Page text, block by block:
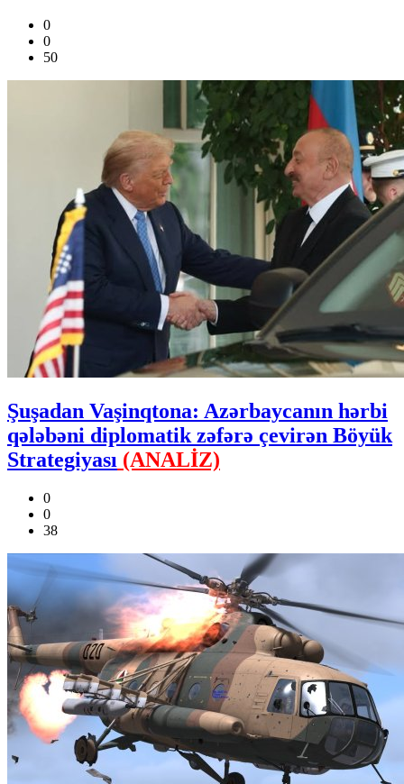
0
0
50
Şuşadan Vaşinqtona: Azərbaycanın hərbi
qələbəni diplomatik zəfərə çevirən Böyük
Strategiyası (ANALİZ)
0
0
38